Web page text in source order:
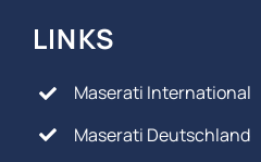
LINKS
Maserati International
Maserati Deutschland